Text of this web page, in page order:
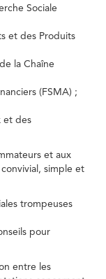
Sociale
et des Produits
la Chaîne
(FSMA) ;
et des
et aux
simple et
trompeuses
pour
entre les